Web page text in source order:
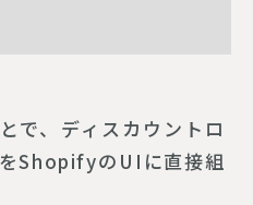
で、ディスカウントロ
ShopifyのUIに直接組